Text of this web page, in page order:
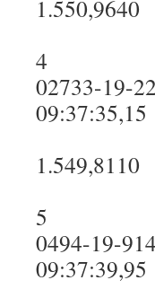
1.550,9640
4
02733-19-
09:37:35,15
1.549,8110
5
0494-19-
09:37:39,95